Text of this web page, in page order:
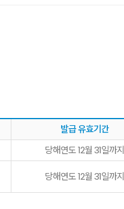
발급 유효기간
당해연도 12월 31일까지
당해연도 12월 31일까지